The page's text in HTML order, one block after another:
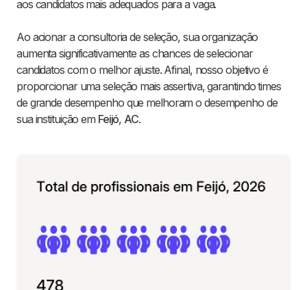
aos candidatos mais adequados para a vaga.
Ao acionar a consultoria de seleção, sua organização
aumenta significativamente as chances de selecionar
candidatos com o melhor ajuste. Afinal, nosso objetivo é
proporcionar uma seleção mais assertiva, garantindo times
de grande desempenho que melhoram o desempenho de
sua instituição em Feijó, AC.